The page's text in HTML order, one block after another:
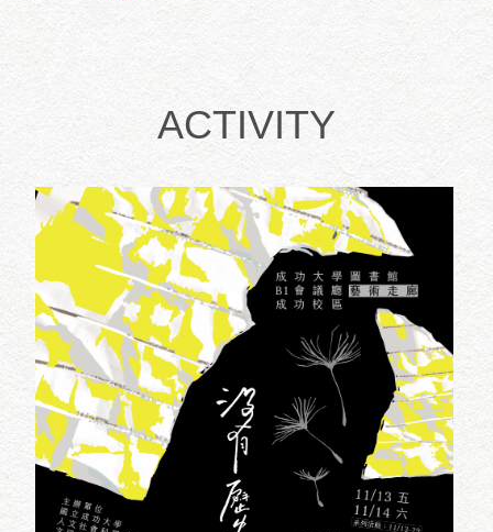
ACTIVITY